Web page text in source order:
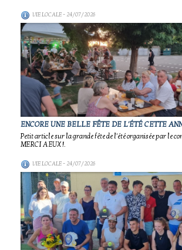
VIE LOCALE- 24/07/2026
ENCORE UNE BELLE FÊTE DE L'ÉTÉ CETTE
Petit article sur la grande fête de l'été organisée par le
MERCI A EUX !.
VIE LOCALE- 24/07/2026